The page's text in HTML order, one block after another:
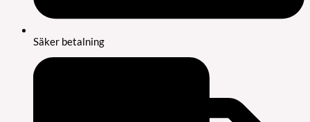
Säker betalning